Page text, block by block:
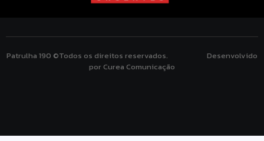
Patrulha 190 ©Todos os direitos reservados. Desenvolvido
por Curea Comunicação